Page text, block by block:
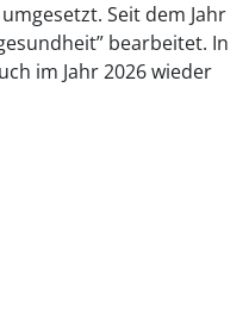
Seit dem Jahr
bearbeitet. In
im Jahr 2026 wieder